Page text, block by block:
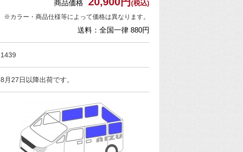
商品価格 (税込)
※カラー・商品仕様等によって価格は異なります。
送料：全国一律 880円
1439
8月27日以降出荷です。